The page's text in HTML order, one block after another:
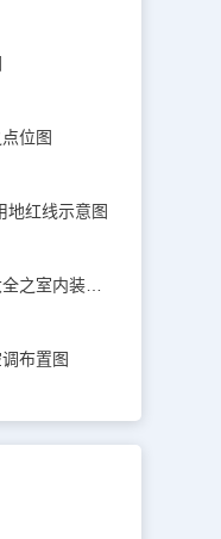
位图
地红线示意图
布置图